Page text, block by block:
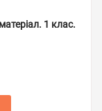
1 клас.